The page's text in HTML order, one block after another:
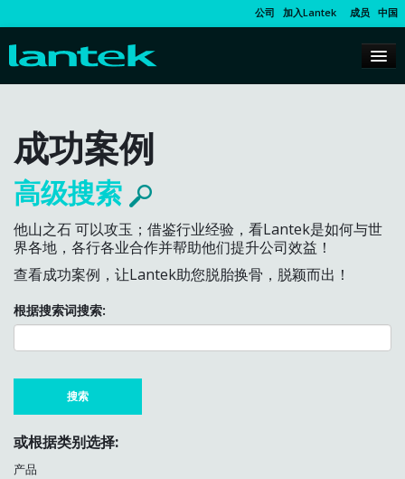
公司 加入Lantek 成员 中国
成功案例
高级搜索
他山之石 可以攻玉；借鉴行业经验，看Lantek是如何与世
界各地，各行各业合作并帮助他们提升公司效益！
查看成功案例，让Lantek助您脱胎换骨，脱颖而出！
根据搜索词搜索:
或根据类别选择:
产品